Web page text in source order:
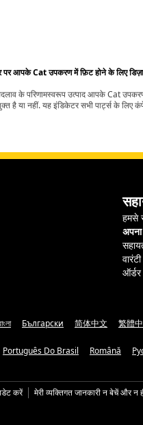
पर आपके Cat उपकरण में फ़िट होने के लिए
के परिणामस्वरूप उत्पाद आपके Cat
है या नहीं. यह इंडिकेटर सभी पार्ट्स के लिए
हमसे
Български 简体中文 繁體
Português Do Brasil Română
करें मेरी व्यक्तिगत जानकारी न बेचें और न